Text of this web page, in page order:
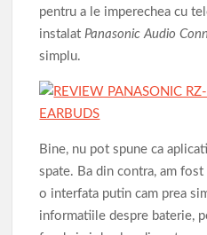
pentru a le imperechea cu
instalat Panasonic Audio
simplu.
Bine, nu pot spune ca
spate. Ba din contra, am
o interfata putin cam prea
informatiile despre baterie,